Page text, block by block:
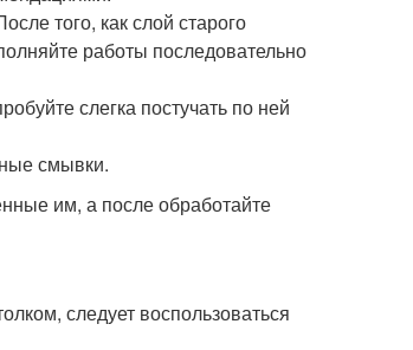
того, как слой старого
работы последовательно
слегка постучать по ней
смывки.
им, а после обработайте
следует воспользоваться